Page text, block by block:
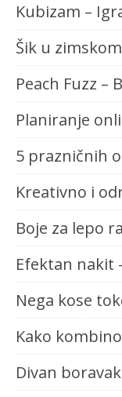
Kubizam –
Šik u
Peach Fuzz –
Planiranje
5 prazničnih
Kreativno i
Boje za lepo
Efektan nakit
Nega kose
Kako
Divan